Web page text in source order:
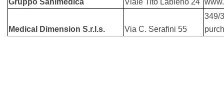
Gruppo Sanimedica Viale Tito Labieno 24
Medical Dimension S.r.l.s. Via C. Serafini 55
349/